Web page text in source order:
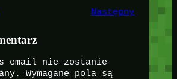
Następny
email nie zostanie
Wymagane pola są